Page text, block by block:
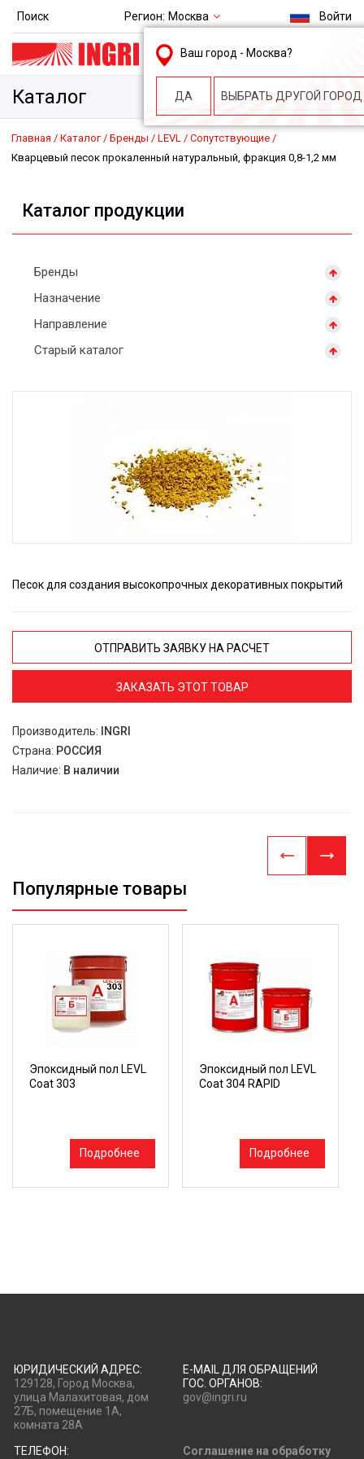
Поиск Регион: Москва
Ваш город - Москва?
ДА ВЫБРАТЬ ДРУГОЙ ГОРОД
Войти
msk@ingri.ru
пн. – пт.: 9.00-18.00
Каталог
Главная Каталог Бренды LEVL
Сопутствующие
Кварцевый песок прокаленный натуральный, фракция 0,8-1,2 мм
Каталог продукции
Бренды
Назначение
Направление
Старый каталог
Песок для создания высокопрочных декоративных покрытий
ОТПРАВИТЬ ЗАЯВКУ НА РАСЧЕТ
ЗАКАЗАТЬ ЭТОТ ТОВАР
Производитель:
INGRI
Страна: РОССИЯ
Наличие: В наличии
Популярные товары
Эпоксидный пол LEVL
Coat 303
Подробнее
Эпоксидный пол LEVL
Coat 304 RAPID
Подробнее
ЮРИДИЧЕСКИЙ АДРЕС:
129128, Город Москва,
улица Малахитовая, дом
27Б, помещение 1А,
комната 28А
E-MAIL ДЛЯ ОБРАЩЕНИЙ
ГОС. ОРГАНОВ:
gov@ingri.ru
ТЕЛЕФОН:
Соглашение на обработку